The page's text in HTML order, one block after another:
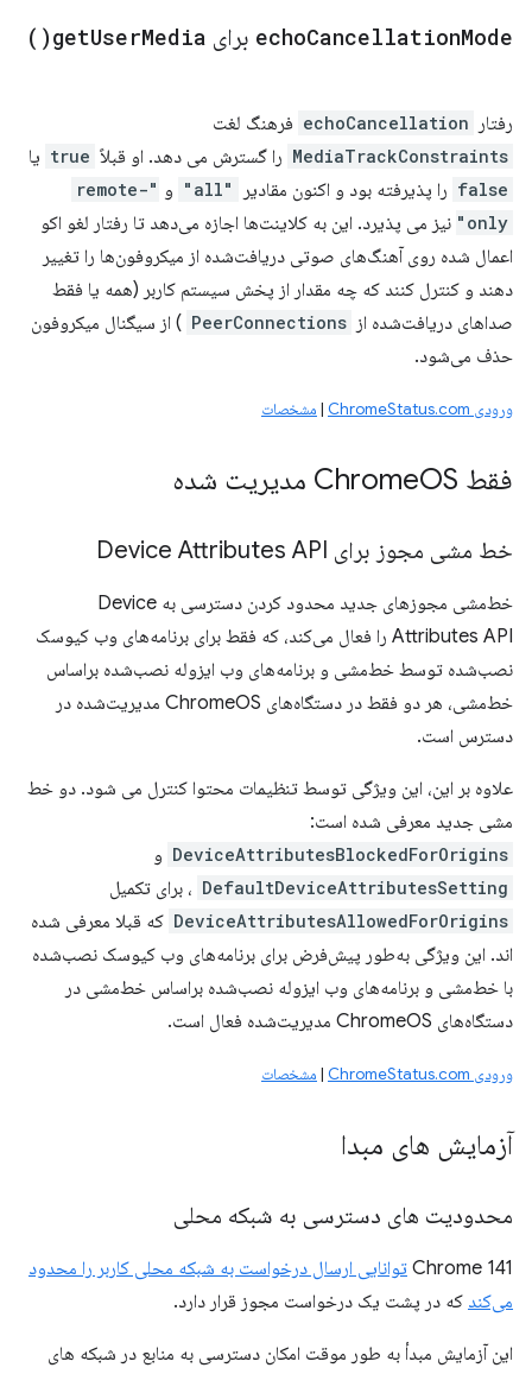
echoCancellationMode برای getUserMedia(
)
رفتار echoCancellation فرهنگ لغت
MediaTrackConstraints را گسترش می دهد. او قبلاً true یا
false را پذیرفته بود و اکنون مقادیر "all" و
"remote-
only"
نیز می پذیرد. این به کلاینت‌ها اجازه می‌دهد تا رفتار لغو اکو
اعمال شده روی آهنگ‌های صوتی دریافت‌شده از میکروفون‌ها را تغییر
دهند و کنترل کنند که چه مقدار از پخش سیستم کاربر (همه یا فقط
صداهای دریافت‌شده از PeerConnections ) از سیگنال میکروفون
حذف می‌شود.
ورودی ChromeStatus.com | مشخصات
فقط Chrome OS مدیریت شده
خط مشی مجوز برای Device Attributes API
خط‌مشی مجوزهای جدید محدود کردن دسترسی به Device
Attributes API را فعال می‌کند، که فقط برای برنامه‌های وب کیوسک
نصب‌شده توسط خط‌مشی و برنامه‌های وب ایزوله نصب‌شده براساس
خط‌مشی، هر دو فقط در دستگاه‌های ChromeOS مدیریت‌شده در
دسترس است.
علاوه بر این، این ویژگی توسط تنظیمات محتوا کنترل می شود. دو خط
مشی جدید معرفی شده است:
DeviceAttributesBlockedForOrigins و
DefaultDeviceAttributesSetting ، برای تکمیل
DeviceAttributesAllowedForOrigins که قبلا معرفی شده
اند. این ویژگی به‌طور پیش‌فرض برای برنامه‌های وب کیوسک نصب‌شده
با خط‌مشی و برنامه‌های وب ایزوله نصب‌شده براساس خط‌مشی در
دستگاه‌های ChromeOS مدیریت‌شده فعال است.
ورودی ChromeStatus.com | مشخصات
آزمایش های مبدا
محدودیت های دسترسی به شبکه محلی
Chrome 141 توانایی ارسال درخواست به شبکه محلی کاربر را محدود
می‌کند که در پشت یک درخواست مجوز قرار دارد.
این آزمایش مبدأ به طور موقت امکان دسترسی به منابع در شبکه های